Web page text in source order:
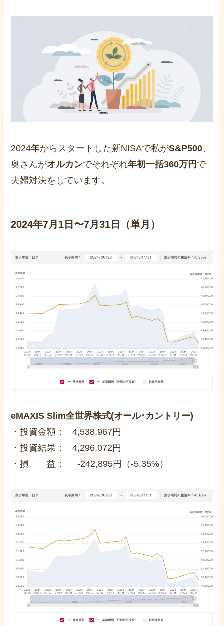
2024年からスタートした新NISAで私がS&P500、
奥さんがオルカンでそれぞれ年初一括360万円 で
夫婦対決をしています。
2024年7月1日〜7月31日（単月）
eMAXIS Slim全世界株式(オール･カントリー)
・投資金額： 4,538,967円
・投資結果： 4,296,072円
・損 益： -242,895円（-5.35%）